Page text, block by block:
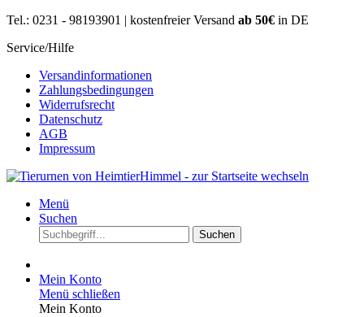
Tel.: 0231 - 98193901 | kostenfreier Versand ab 50€ in DE
Service/Hilfe
Versandinformationen
Zahlungsbedingungen
Widerrufsrecht
Datenschutz
AGB
Impressum
Menü
Suchen
Suchen
Mein Konto
Menü schließen
Mein Konto